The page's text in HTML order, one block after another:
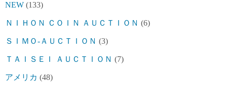
NEW (133)
ＮＩＨＯＮ ＣＯＩＮ ＡＵＣＴＩＯＮ (6)
ＳＩＭＯ-ＡＵＣＴＩＯＮ (3)
ＴＡＩＳＥＩ ＡＵＣＴＩＯＮ (7)
アメリカ (48)